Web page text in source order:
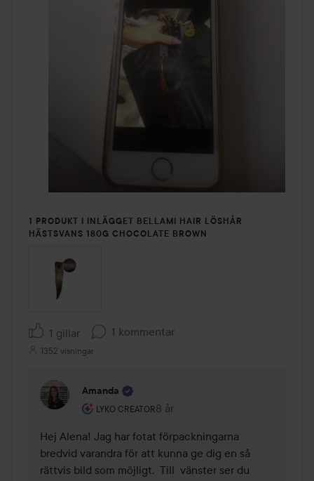
1 PRODUKT I INLÄGGET BELLAMI HAIR LÖSHÅR
HÄSTSVANS 180G CHOCOLATE BROWN
1 gillar 1 kommentar
1352 visningar
Amanda
LYKO CREATOR
Användarens roll: Lyko Creator.
8 år
Kommentaren lades 8 år
Hej Alena! Jag har fotat förpackningarna
bredvid varandra för att kunna ge dig en så
rättvis bild som möjligt.  Till  vänster ser du